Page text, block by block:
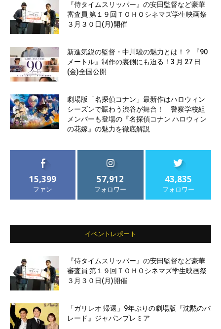
『侍タイムスリッパー』の安田監督など豪華
審査員 第１９回ＴＯＨＯシネマズ学生映画祭
３月３０日(月)開催
新進気鋭の監督・中川駿の魅力とは！？ 『90
メートル』制作の裏側にも迫る！3 月 27 日
(金)全国公開
劇場版「名探偵コナン」最新作はハロウィン
シーズンで賑わう渋谷が舞台！ 警察学校組
メンバーも登場の『名探偵コナン ハロウィン
の花嫁』の魅力を徹底解説
15,399
ファン
57,912
フォロワー
43,835
フォロワー
イベントレポート
『侍タイムスリッパー』の安田監督など豪華
審査員 第１９回ＴＯＨＯシネマズ学生映画祭
３月３０日(月)開催
「ガリレオ 帰還」9年ぶりの劇場版『沈黙のパ
レード』ジャパンプレミア